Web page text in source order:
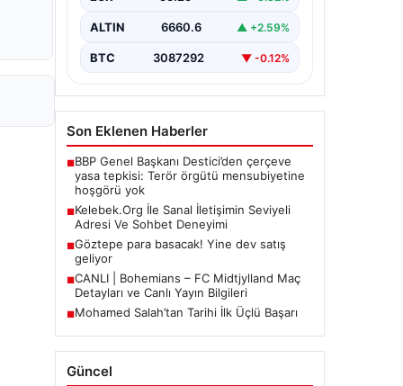
ALTIN 6660.6 ▲ +2.59%
BTC 3087292 ▼ -0.12%
Son Eklenen Haberler
■BBP Genel Başkanı Destici’den çerçeve
yasa tepkisi: Terör örgütü mensubiyetine
hoşgörü yok
■Kelebek.Org İle Sanal İletişimin Seviyeli
Adresi Ve Sohbet Deneyimi
■Göztepe para basacak! Yine dev satış
geliyor
■CANLI | Bohemians – FC Midtjylland Maç
Detayları ve Canlı Yayın Bilgileri
■Mohamed Salah’tan Tarihi İlk Üçlü Başarı
Güncel